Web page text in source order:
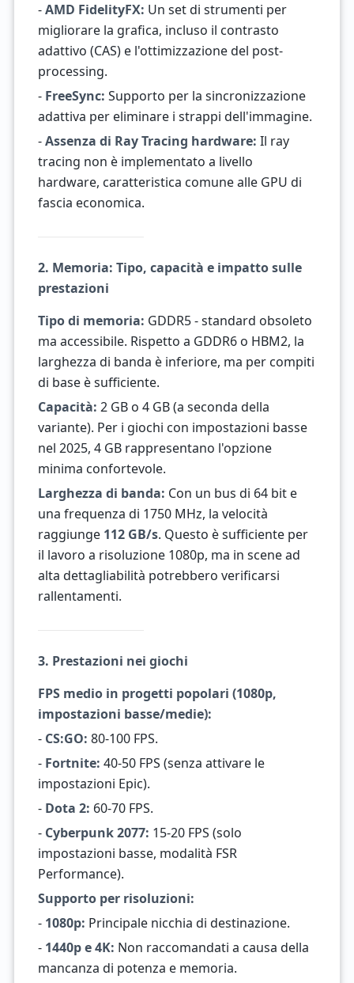
-AMD FidelityFX: Un set di strumenti per
migliorare la grafica, incluso il contrasto
adattivo (CAS) e l'ottimizzazione del post-
processing.
- FreeSync: Supporto per la sincronizzazione
adattiva per eliminare i strappi dell'immagine.
-Assenza di Ray Tracing hardware: Il ray
tracing non è implementato a livello
hardware, caratteristica comune alle GPU di
fascia economica.
2. Memoria: Tipo, capacità e impatto sulle
prestazioni
Tipo di memoria: GDDR5 - standard obsoleto
ma accessibile. Rispetto a GDDR6 o HBM2, la
larghezza di banda è inferiore, ma per compiti
di base è sufficiente.
Capacità: 2 GB o 4 GB (a seconda della
variante). Per i giochi con impostazioni basse
nel 2025, 4 GB rappresentano l'opzione
minima confortevole.
Larghezza di banda: Con un bus di 64 bit e
una frequenza di 1750 MHz, la velocità
raggiunge 112 GB/s. Questo è sufficiente per
il lavoro a risoluzione 1080p, ma in scene ad
alta dettagliabilità potrebbero verificarsi
rallentamenti.
3. Prestazioni nei giochi
FPS medio in progetti popolari (1080p,
impostazioni basse/medie):
- CS:GO: 80-100 FPS.
- Fortnite: 40-50 FPS (senza attivare le
impostazioni Epic).
- Dota 2: 60-70 FPS.
- Cyberpunk 2077: 15-20 FPS (solo
impostazioni basse, modalità FSR
Performance).
Supporto per risoluzioni:
- 1080p: Principale nicchia di destinazione.
- 1440p e 4K: Non raccomandati a causa della
mancanza di potenza e memoria.